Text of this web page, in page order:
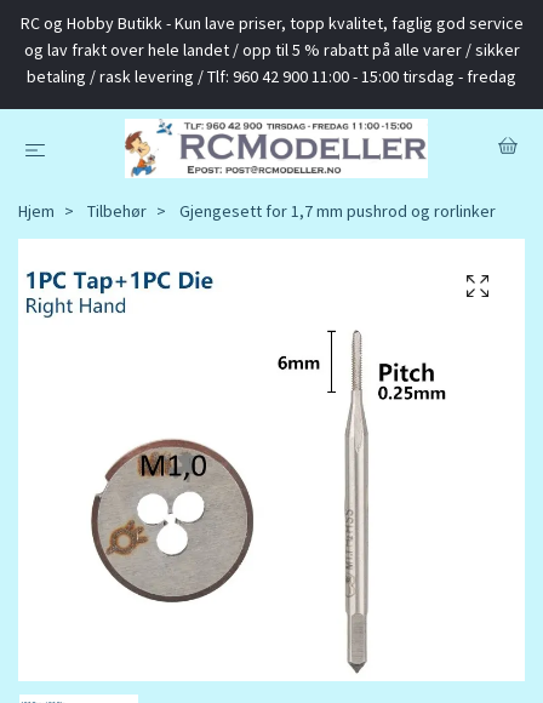
RC og Hobby Butikk - Kun lave priser, topp kvalitet, faglig god service
og lav frakt over hele landet / opp til 5 % rabatt på alle varer / sikker
betaling / rask levering / Tlf: 960 42 900 11:00 - 15:00 tirsdag - fredag
Hjem Tilbehør Gjengesett for 1,7 mm pushrod og rorlinker